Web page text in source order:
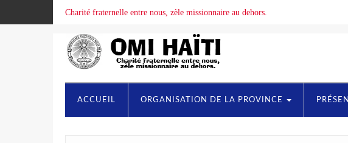
Charité fraternelle entre nous, zèle missionnaire au dehors.
ACCUEIL ORGANISATION DE LA PROVINCE